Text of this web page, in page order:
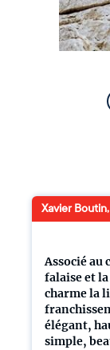
Associé au
falaise et
charme la
élégant,
simple,
Xavier